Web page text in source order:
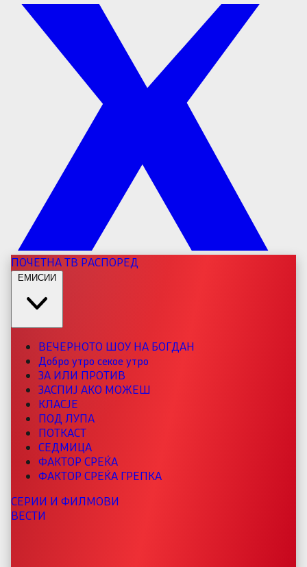
ПОЧЕТНАТВ РАСПОРЕД
ЕМИСИИ
ВЕЧЕРНОТО ШОУ НА БОГДАН
Добро утро секое утро
ЗА ИЛИ ПРОТИВ
ЗАСПИЈ АКО МОЖЕШ
КЛАСЈЕ
ПОД ЛУПА
ПОТКАСТ
СЕДМИЦА
ФАКТОР СРЕЌА
ФАКТОР СРЕЌА ГРЕПКА
СЕРИИ И ФИЛМОВИ
ВЕСТИ